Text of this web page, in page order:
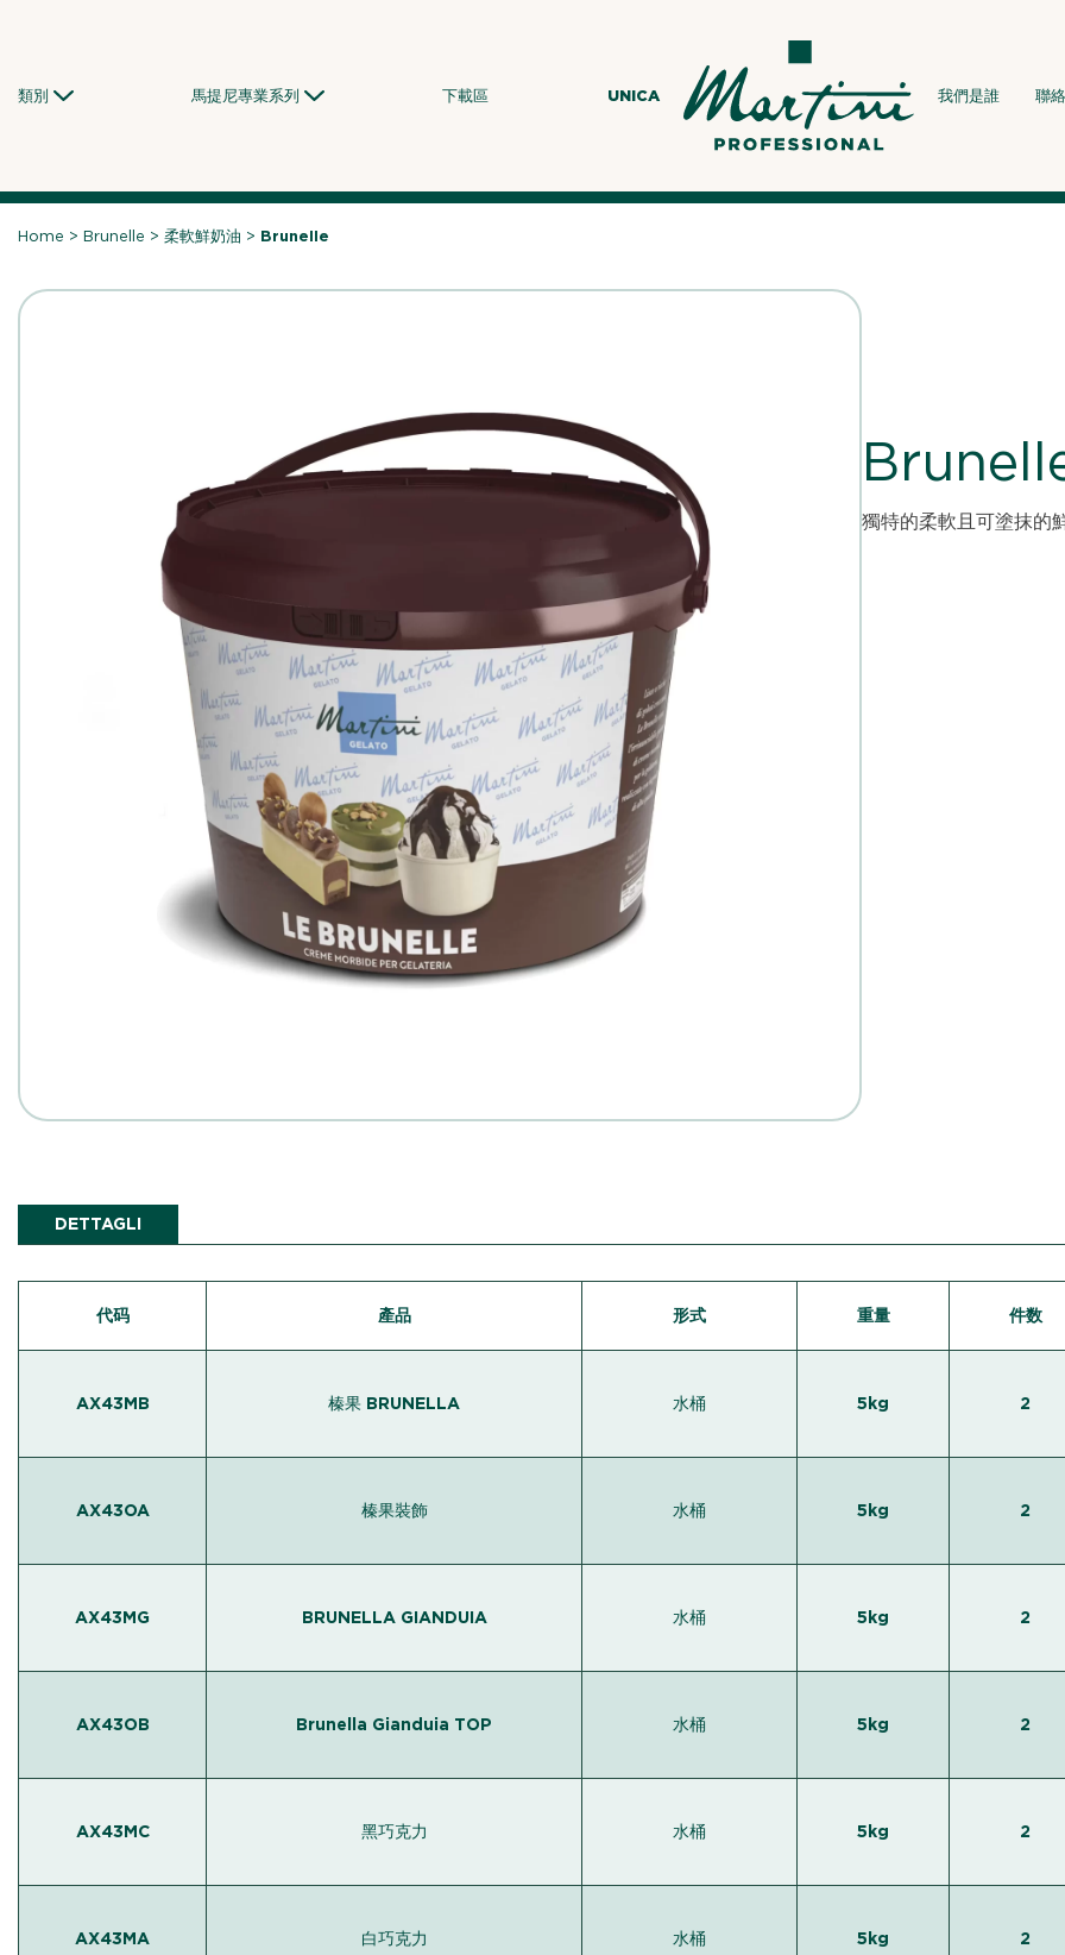
類別 馬提尼專業系列 下載區 UNICA 我們是誰 聯
Home >Brunelle >柔軟鮮奶油 > Brunelle
獨特的柔軟且可塗抹的
DETTAGLI
代码 產品
AX43MB 榛果 BRUNELLA
AX43OA 榛果裝飾
AX43MG BRUNELLA GIANDUIA
AX43OB Brunella Gianduia TOP
AX43MC 黑巧克力
AX43MA 白巧克力
形式 重量 件数
水桶 5kg 2
水桶 5kg 2
水桶 5kg 2
水桶 5kg 2
水桶 5kg 2
水桶 5kg 2